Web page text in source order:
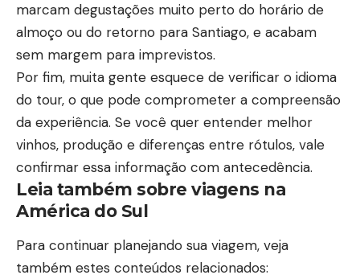
marcam degustações muito perto do horário de
almoço ou do retorno para Santiago, e acabam
sem margem para imprevistos.
Por fim, muita gente esquece de verificar o idioma
do tour, o que pode comprometer a compreensão
da experiência. Se você quer entender melhor
vinhos, produção e diferenças entre rótulos, vale
confirmar essa informação com antecedência.
Leia também sobre viagens na
América do Sul
Para continuar planejando sua viagem, veja
também estes conteúdos relacionados: